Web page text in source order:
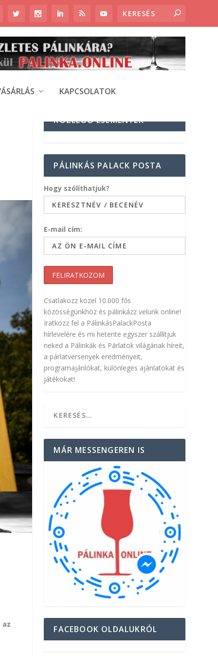
KAPCSOLATOK
KÖZELGŐ ESEMÉNYEK
PÁLINKÁS PALACK POSTA
Hogy szólíthatjuk?
E-mail cím:
Csatlakozz közel 10.000 fős
közösségünkhöz és pálinkázz velünk online!
Iratkozz fel a PálinkásPalackPosta
hírlevelére és mi hetente egyszer szállítjuk
neked a Pálinkák és Párlatok világának híreit,
a párlatversenyek eredményeit,
programajánlókat, különleges ajánlatokat és
játékokat!
MÁR MESSENGEREN IS
FACEBOOK OLDALUKRÓL